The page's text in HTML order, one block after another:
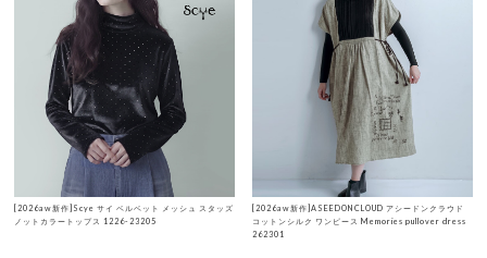
[2026aw新作]Scye サイ ベルベット メッシュ スタッズ
ノットカラートップス 1226-23205
[2026aw新作]ASEEDONCLOUD アシードンクラウド
コットンシルク ワンピース Memories pullover dress
262301